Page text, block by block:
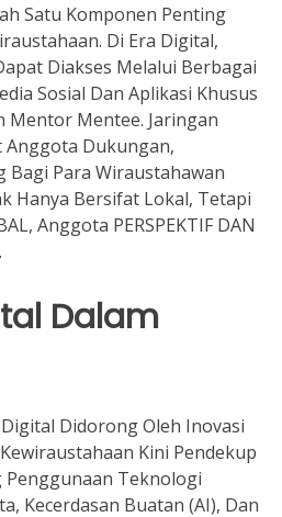
Satu Komponen Penting
Di Era Digital,
Diakses Melalui Berbagai
Sosial Dan Aplikasi Khusus
Mentor Mentee. Jaringan
Dukungan,
Bagi Para Wiraustahawan
Hanya Bersifat Lokal, Tetapi
Anggota PERSPEKTIF DAN
Dalam
Didorong Oleh Inovasi
Kini Pendekup
Teknologi
Kecerdasan Buatan (AI), Dan